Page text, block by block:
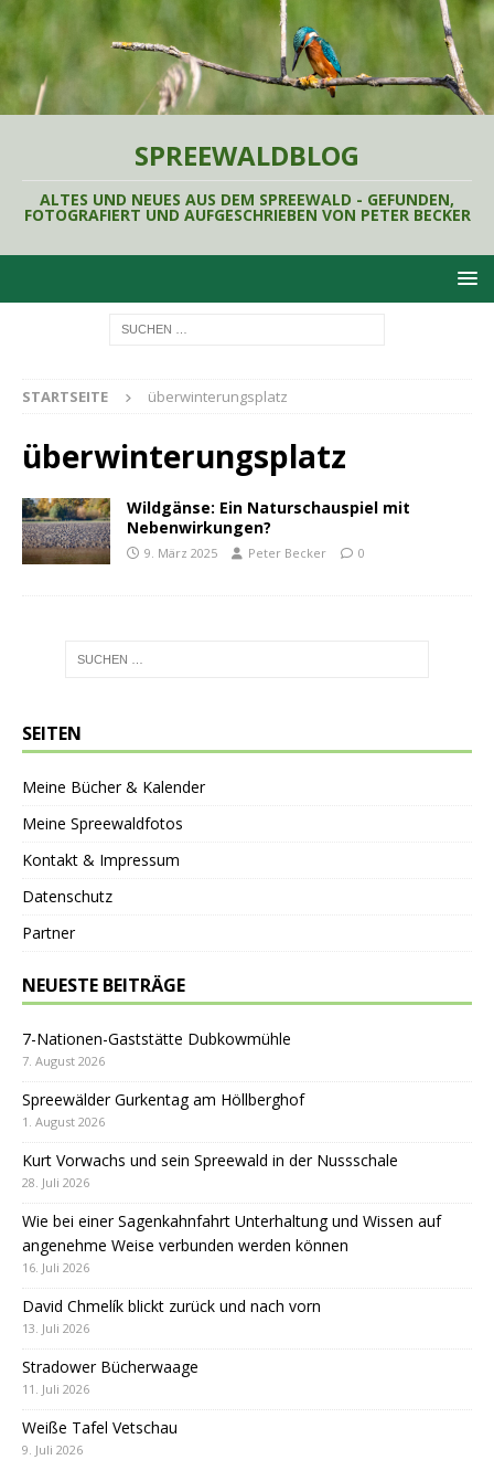
SPREEWALDBLOG
ALTES UND NEUES AUS DEM SPREEWALD - GEFUNDEN,
FOTOGRAFIERT UND AUFGESCHRIEBEN VON PETER BECKER
STARTSEITE überwinterungsplatz
überwinterungsplatz
Wildgänse: Ein Naturschauspiel mit
Nebenwirkungen?
9. März 2025 Peter Becker 0
SEITEN
Meine Bücher & Kalender
Meine Spreewaldfotos
Kontakt & Impressum
Datenschutz
Partner
NEUESTE BEITRÄGE
7-Nationen-Gaststätte Dubkowmühle
7. August 2026
Spreewälder Gurkentag am Höllberghof
1. August 2026
Kurt Vorwachs und sein Spreewald in der Nussschale
28. Juli 2026
Wie bei einer Sagenkahnfahrt Unterhaltung und Wissen auf
angenehme Weise verbunden werden können
16. Juli 2026
David Chmelík blickt zurück und nach vorn
13. Juli 2026
Stradower Bücherwaage
11. Juli 2026
Weiße Tafel Vetschau
9. Juli 2026